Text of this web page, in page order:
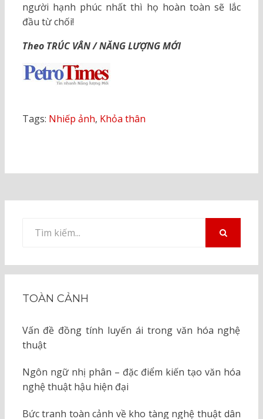
người hạnh phúc nhất thì họ hoàn toàn sẽ lắc
đầu từ chối!
Theo TRÚC VÂN / NĂNG LƯỢNG MỚI
Tags: Nhiếp ảnh, Khỏa thân
kiếm
TOÀN CẢNH
Vấn đề đồng tính luyến ái trong văn hóa nghệ
thuật
Ngôn ngữ nhị phân – đặc điểm kiến tạo văn hóa
nghệ thuật hậu hiện đại
Bức tranh toàn cảnh về kho tàng nghệ thuật dân